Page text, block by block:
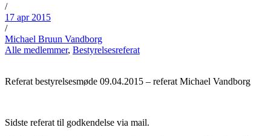
/
17 apr 2015
/
Michael Bruun Vandborg
Alle medlemmer, Bestyrelsesreferat
Referat bestyrelsesmøde 09.04.2015 – referat Michael Vandborg
Sidste referat til godkendelse via mail.